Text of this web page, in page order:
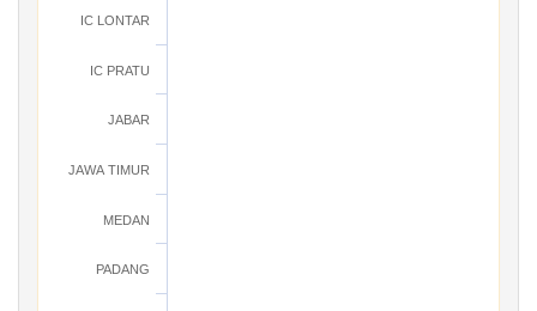
IC LONTAR
IC PRATU
JABAR
JAWA TIMUR
MEDAN
PADANG